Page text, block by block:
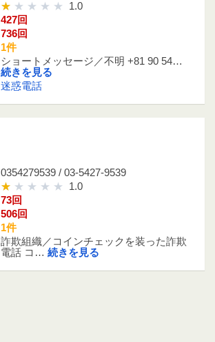
1.0
427回
736回
1件
ショートメッセージ／不明 +81 90 54…
続きを見る
迷惑電話
0354279539 / 03-5427-9539
1.0
73回
506回
1件
詐欺組織／コインチェックを装った詐欺
電話 コ… 続きを見る